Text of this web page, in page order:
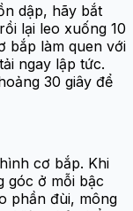
dập, hãy bắt
lại leo xuống 10
bắp làm quen với
ngay lập tức.
30 giây để
cơ bắp. Khi
góc ở mỗi bậc
phần đùi, mông